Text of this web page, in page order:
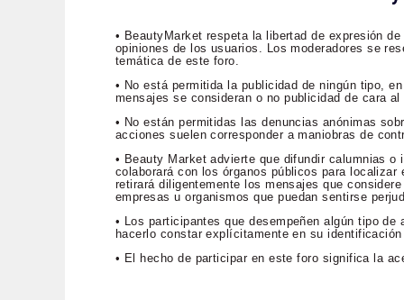
• BeautyMarket respeta la libertad de expresión
opiniones de los usuarios. Los moderadores se
temática de este foro.
• No está permitida la publicidad de ningún tipo,
mensajes se consideran o no publicidad de cara
• No están permitidas las denuncias anónimas
acciones suelen corresponder a maniobras de
• Beauty Market advierte que difundir calumnias
colaborará con los órganos públicos para
retirará diligentemente los mensajes que
empresas u organismos que puedan sentirse
• Los participantes que desempeñen algún tipo
hacerlo constar explícitamente en su
• El hecho de participar en este foro significa la